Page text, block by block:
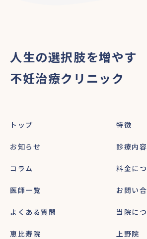
人生の選択肢を増やす
不妊治療クリニック
トップ 特徴
お知らせ 診療内容
コラム 料金に
医師一覧 お問い
よくある質問 当院に
恵比寿院 上野院